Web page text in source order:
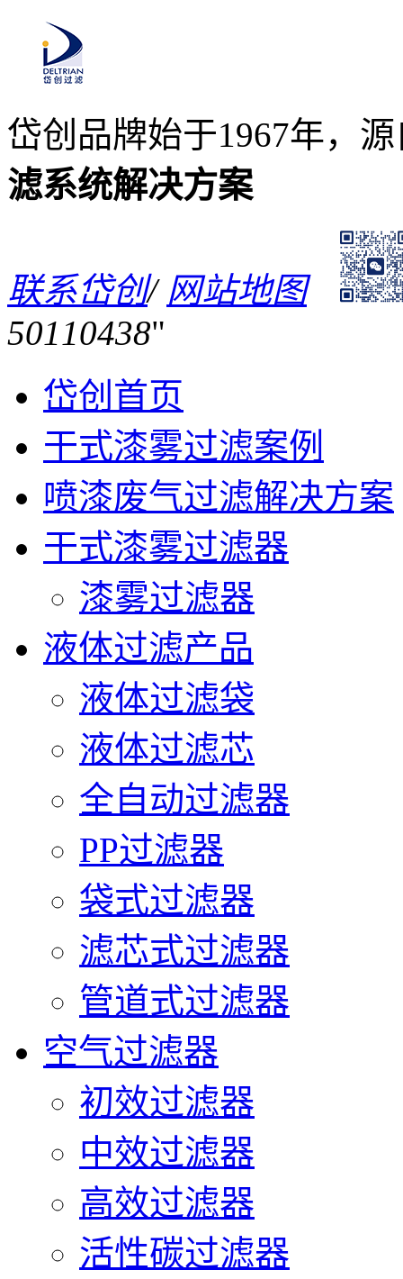
岱创品牌始于1967年，
滤系统解决方案
联系岱创/ 网站地图
50110438
岱创首页
干式漆雾过滤案例
喷漆废气过滤解决方案
干式漆雾过滤器
漆雾过滤器
液体过滤产品
液体过滤袋
液体过滤芯
全自动过滤器
PP过滤器
袋式过滤器
滤芯式过滤器
管道式过滤器
空气过滤器
初效过滤器
中效过滤器
高效过滤器
活性碳过滤器